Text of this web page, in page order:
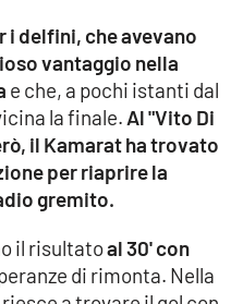
i delfini, che avevano
vantaggio nella
e che, a pochi istanti dal
la finale. Al "Vito Di
il Kamarat ha trovato
per riaprire la
gremito.
il risultatoal 30' con
di rimonta. Nella